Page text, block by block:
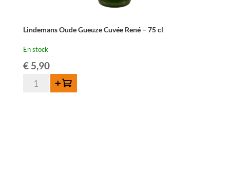
Lindemans Oude Gueuze Cuvée René – 75 cl
En stock
€5,90
quantité
Ajouter au panier